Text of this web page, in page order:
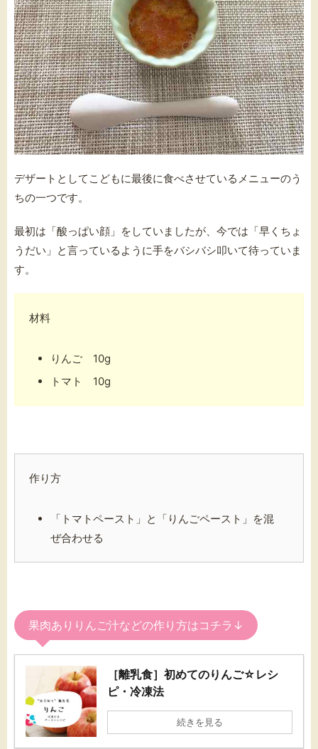
デザートとしてこどもに最後に食べさせているメニューのう
ちの一つです。
最初は「酸っぱい顔」をしていましたが、今では「早くちょ
うだい」と言っているように手をバシバシ叩いて待っていま
す。
材料
りんご 10g
トマト 10g
作り方
「トマトペースト」と「りんごペースト」を混
ぜ合わせる
果肉ありりんご汁などの作り方はコチラ↓
［離乳食］初めてのりんご☆レシ
ピ・冷凍法
続きを見る